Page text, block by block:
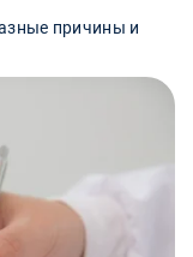
причины и